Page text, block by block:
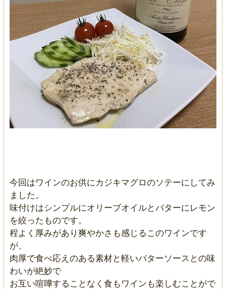
今回はワインのお供にカジキマグロのソテーにしてみ
ました。
味付けはシンプルにオリーブオイルとバターにレモン
を絞ったものです。
程よく厚みがあり爽やかさも感じるこのワインです
が、
肉厚で食べ応えのある素材と軽いバターソースとの味
わいが絶妙で
お互い喧嘩することなく食もワインも楽しむことがで